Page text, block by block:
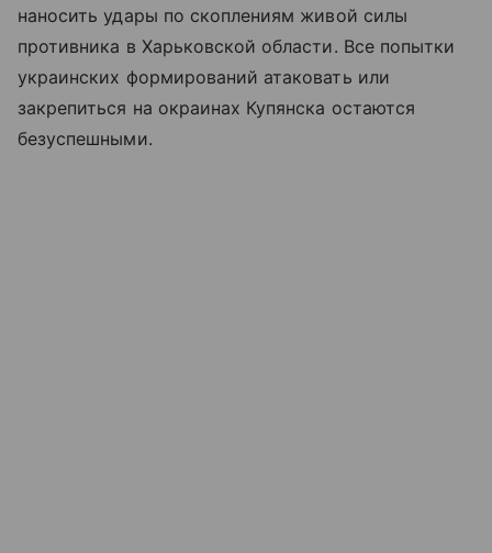
наносить удары по скоплениям живой силы
противника в Харьковской области. Все попытки
украинских формирований атаковать или
закрепиться на окраинах Купянска остаются
безуспешными.